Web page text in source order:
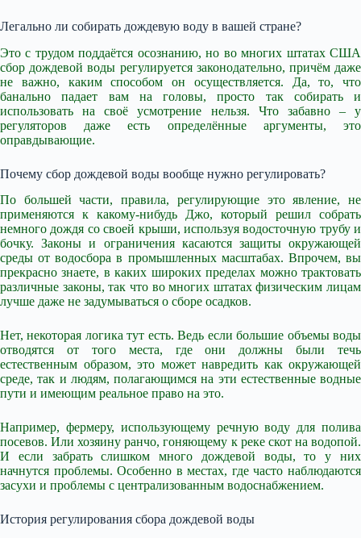
Легально ли собирать дождевую воду в вашей стране?
Это с трудом поддаётся осознанию, но во многих штатах США
сбор дождевой воды регулируется законодательно, причём даже
не важно, каким способом он осуществляется. Да, то, что
банально падает вам на головы, просто так собирать и
использовать на своё усмотрение нельзя. Что забавно – у
регуляторов даже есть определённые аргументы, это
оправдывающие.
Почему сбор дождевой воды вообще нужно регулировать?
По большей части, правила, регулирующие это явление, не
применяются к какому-нибудь Джо, который решил собрать
немного дождя со своей крыши, используя водосточную трубу и
бочку. Законы и ограничения касаются защиты окружающей
среды от водосбора в промышленных масштабах. Впрочем, вы
прекрасно знаете, в каких широких пределах можно трактовать
различные законы, так что во многих штатах физическим лицам
лучше даже не задумываться о сборе осадков.
Нет, некоторая логика тут есть. Ведь если большие объемы воды
отводятся от того места, где они должны были течь
естественным образом, это может навредить как окружающей
среде, так и людям, полагающимся на эти естественные водные
пути и имеющим реальное право на это.
Например, фермеру, использующему речную воду для полива
посевов. Или хозяину ранчо, гоняющему к реке скот на водопой.
И если забрать слишком много дождевой воды, то у них
начнутся проблемы. Особенно в местах, где часто наблюдаются
засухи и проблемы с централизованным водоснабжением.
История регулирования сбора дождевой воды